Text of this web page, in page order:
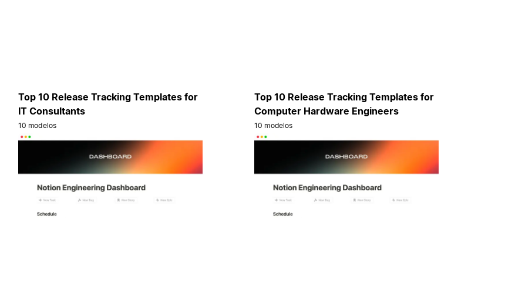
Top 10 Release Tracking Templates for
IT Consultants
10 modelos
Top 10 Release Tracking Templates for
Computer Hardware Engineers
10 modelos